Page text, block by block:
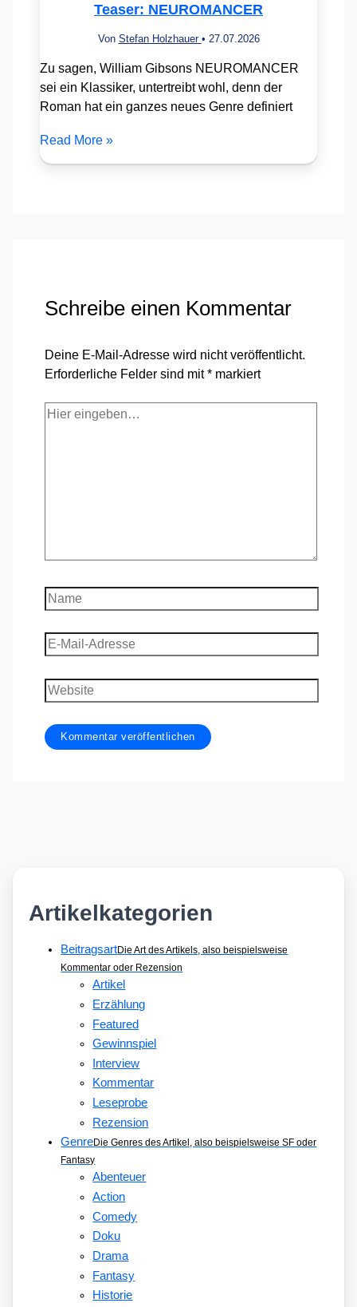
Teaser: NEUROMANCER
Von Stefan Holzhauer • 27.07.2026
Zu sagen, William Gibsons NEUROMANCER
sei ein Klassiker, untertreibt wohl, denn der
Roman hat ein ganzes neues Genre definiert
Read More »
Schreibe einen Kommentar
Deine E-Mail-Adresse wird nicht veröffentlicht.
Erforderliche Felder sind mit* markiert
Hier
Name
E-
Mail-
Adresse
Website
Artikelkategorien
BeitragsartDie Art des Artikels, also beispielsweise
Kommentar oder Rezension
Artikel
Erzählung
Featured
Gewinnspiel
Interview
Kommentar
Leseprobe
Rezension
GenreDie Genres des Artikel, also beispielsweise SF oder
Fantasy
Abenteuer
Action
Comedy
Doku
Drama
Fantasy
Historie